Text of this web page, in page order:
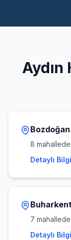
Aydın
Bozdoğan
8
Detaylı Bilgi
7
Detaylı Bilgi